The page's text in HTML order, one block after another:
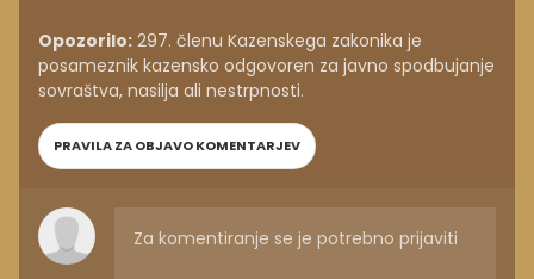
Opozorilo: 297. členu Kazenskega zakonika je
posameznik kazensko odgovoren za javno spodbujanje
sovraštva, nasilja ali nestrpnosti.
PRAVILA ZA OBJAVO KOMENTARJEV